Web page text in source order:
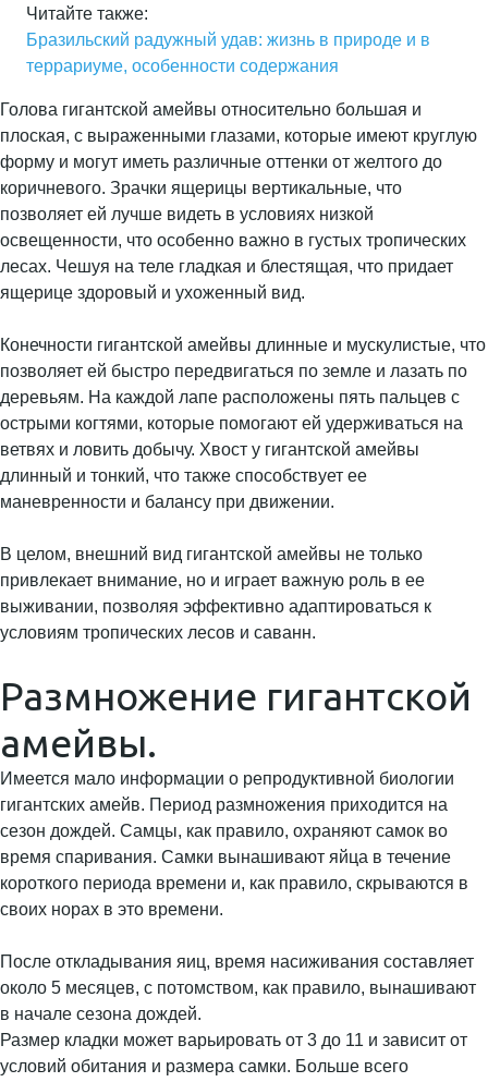
Читайте также:
Бразильский радужный удав: жизнь в природе и в
террариуме, особенности содержания
Голова гигантской амейвы относительно большая и
плоская, с выраженными глазами, которые имеют круглую
форму и могут иметь различные оттенки от желтого до
коричневого. Зрачки ящерицы вертикальные, что
позволяет ей лучше видеть в условиях низкой
освещенности, что особенно важно в густых тропических
лесах. Чешуя на теле гладкая и блестящая, что придает
ящерице здоровый и ухоженный вид.
Конечности гигантской амейвы длинные и мускулистые, что
позволяет ей быстро передвигаться по земле и лазать по
деревьям. На каждой лапе расположены пять пальцев с
острыми когтями, которые помогают ей удерживаться на
ветвях и ловить добычу. Хвост у гигантской амейвы
длинный и тонкий, что также способствует ее
маневренности и балансу при движении.
В целом, внешний вид гигантской амейвы не только
привлекает внимание, но и играет важную роль в ее
выживании, позволяя эффективно адаптироваться к
условиям тропических лесов и саванн.
Размножение гигантской
амейвы.
Имеется мало информации о репродуктивной биологии
гигантских амейв. Период размножения приходится на
сезон дождей. Самцы, как правило, охраняют самок во
время спаривания. Самки вынашивают яйца в течение
короткого периода времени и, как правило, скрываются в
своих норах в это времени.
После откладывания яиц, время насиживания составляет
около 5 месяцев, с потомством, как правило, вынашивают
в начале сезона дождей.
Размер кладки может варьировать от 3 до 11 и зависит от
условий обитания и размера самки. Больше всего